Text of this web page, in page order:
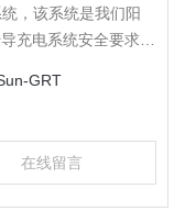
，该系统是我们阳
充电系统安全要求》
GRT
在线留言